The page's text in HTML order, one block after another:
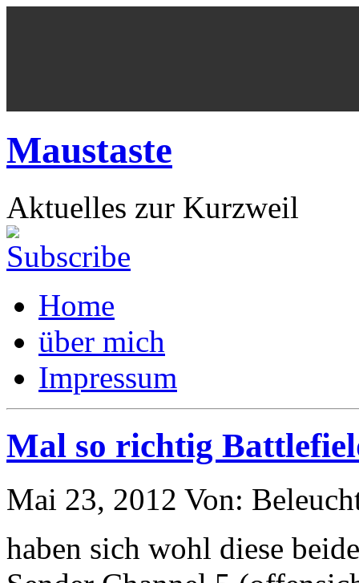
Maustaste
Aktuelles zur Kurzweil
Home
über mich
Impressum
Mal so richtig
Mai 23, 2012 Von:
haben sich wohl diese